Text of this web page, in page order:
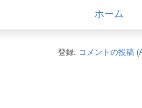
ホーム
登録: コメントの投稿